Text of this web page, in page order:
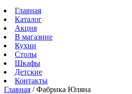
Главная
Каталог
Акция
В магазине
Кухни
Столы
Шкафы
Детские
Контакты
Главная / Фабрика Юляна